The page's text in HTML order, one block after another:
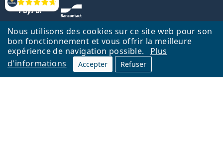
Nous utilisons des cookies sur ce site web pour son
bon fonctionnement et vous offrir la meilleure
expérience de navigation possible.
Plus
d'informations
Accepter Refuser
Évaluation
Retour à la page d'accueil Haut
Nederlands